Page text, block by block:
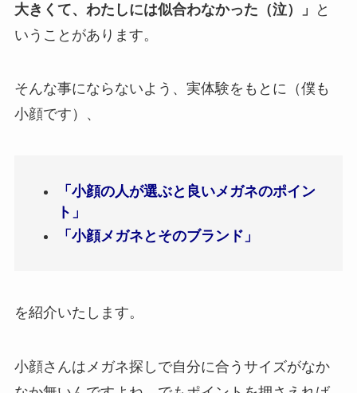
大きくて、わたしには似合わなかった（泣）」
と
いうことがあります。
そんな事にならないよう、実体験をもとに（僕も
小顔です）、
「小顔の人が選ぶと良いメガネのポイン
ト」
「小顔メガネとそのブランド」
を紹介いたします。
小顔さんはメガネ探しで自分に合うサイズがなか